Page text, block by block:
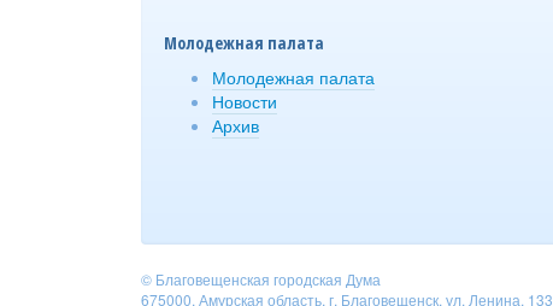
Молодежная палата
Молодежная палата
Новости
Архив
© Благовещенская городская Дума
675000, Амурская область, г. Благовещенск, ул. Ленина, 133